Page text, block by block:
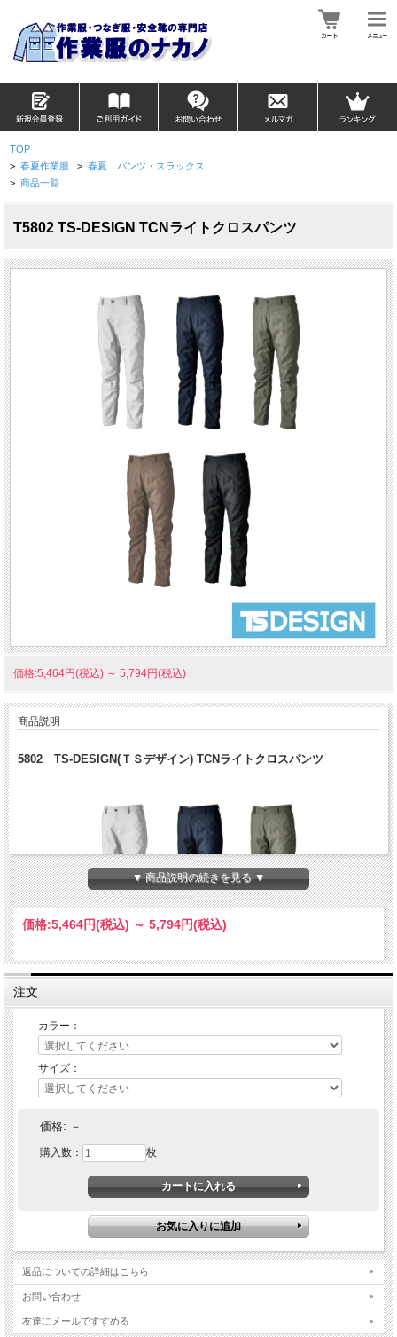
TOP
> 春夏作業服 > 春夏 パンツ・スラックス
> 商品一覧
T5802 TS-DESIGN TCNライトクロスパンツ
価格:5,464円(税込) ～ 5,794円(税込)
商品説明
5802 TS-DESIGN(ＴＳデザイン) TCNライトクロスパンツ
ナイロンによるしなやかさを持つ高強度春夏素材を使用した作業服シリーズで
▼ 商品説明の続きを見る ▼
価格:5,464円(税込) ～ 5,794円(税込)
注文
カラー：
サイズ：
価格: －
購入数： 枚
返品についての詳細はこちら
お問い合わせ
友達にメールですすめる